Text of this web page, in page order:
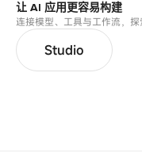
让 AI 应用更容易构建
连接模型、工具与工作流，探
Studio